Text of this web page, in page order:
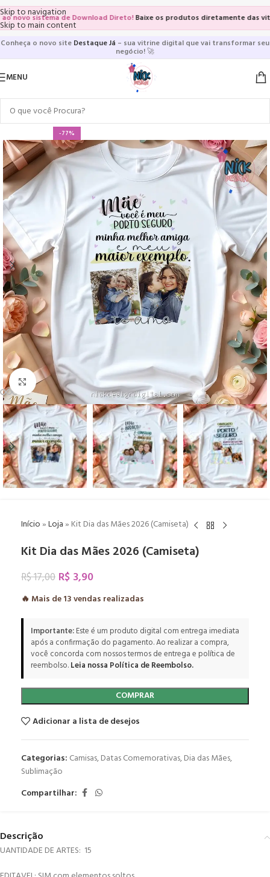
Skip to navigation
Skip to main content
sistema de Download Direto!Baixe os produtos diretamente das vitrines
Conheça o novo site Destaque Já – sua vitrine digital que vai transformar seu
negócio!🚀
MENU
-77%
Click to enlarge
Início»Loja» Kit Dia das Mães 2026 (Camiseta)
Kit Dia das Mães 2026 (Camiseta)
R$17,00 R$ 3,90
🔥 Mais de13vendas realizadas
Importante:Este é um produto digital com entrega imediata
após a confirmação do pagamento. Ao realizar a compra,
você concorda com nossos termos de entrega e política de
reembolso.Leia nossa Política de Reembolso.
COMPRAR
Adicionar a lista de desejos
Categorias: Camisas,Datas Comemorativas,Dia das Mães,
Sublimação
Compartilhar:
Descrição
UANTIDADE DE ARTES: 15